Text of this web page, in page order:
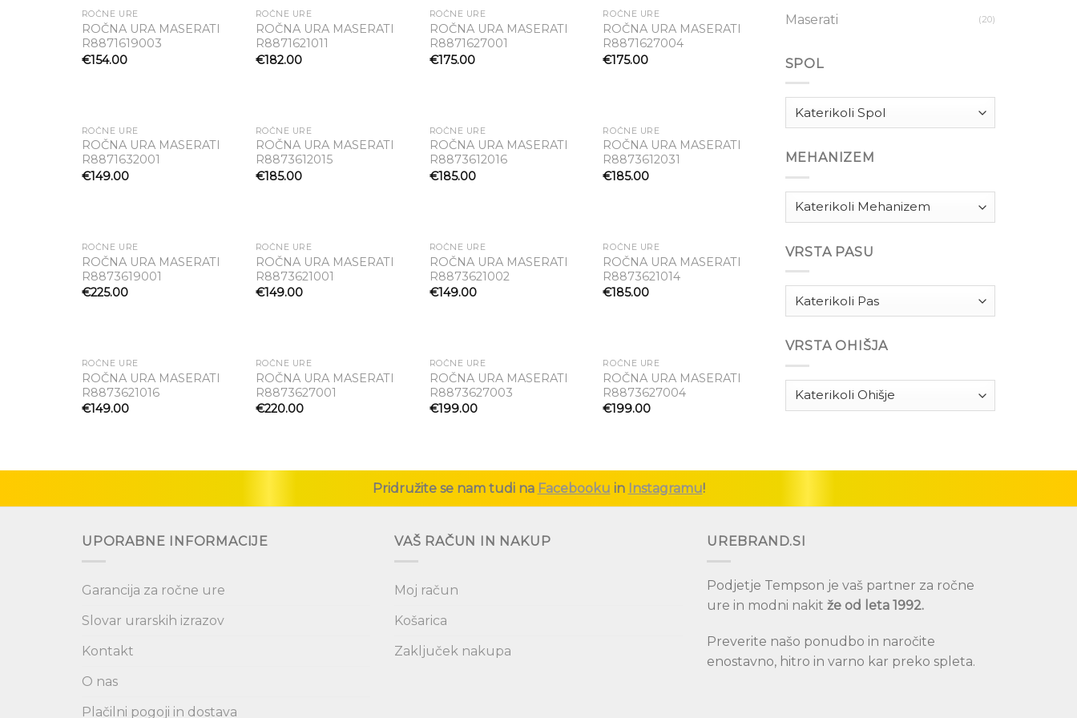
ROČNE URE
ROČNA URA MASERATI
R8871619003
€154.00
ROČNE URE
ROČNA URA MASERATI
R8871621011
€182.00
ROČNE URE
ROČNA URA MASERATI
R8871627001
€175.00
ROČNE URE
ROČNA URA MASERATI
R8871627004
€175.00
ROČNE URE
ROČNA URA MASERATI
R8871632001
€149.00
ROČNE URE
ROČNA URA MASERATI
R8873612015
€185.00
NI NA ZALOGI
ROČNE URE
ROČNA URA MASERATI
R8873612016
€185.00
ROČNE URE
ROČNA URA MASERATI
R8873612031
€185.00
ROČNE URE
ROČNA URA MASERATI
R8873619001
€225.00
ROČNE URE
ROČNA URA MASERATI
R8873621001
€149.00
ROČNE URE
ROČNA URA MASERATI
R8873621002
€149.00
ROČNE URE
ROČNA URA MASERATI
R8873621014
€185.00
ROČNE URE
ROČNA URA MASERATI
R8873621016
€149.00
ROČNE URE
ROČNA URA MASERATI
R8873627001
€220.00
ROČNE URE
ROČNA URA MASERATI
R8873627003
€199.00
ROČNE URE
ROČNA URA MASERATI
R8873627004
€199.00
Maserati (20)
SPOL
MEHANIZEM
VRSTA PASU
VRSTA OHIŠJA
Pridružite se nam tudi na Facebooku in Instagramu!
UPORABNE INFORMACIJE
Garancija za ročne ure
Slovar urarskih izrazov
Kontakt
O nas
Plačilni pogoji in dostava
VAŠ RAČUN IN NAKUP
Moj račun
Košarica
Zaključek nakupa
UREBRAND.SI
Podjetje Tempson je vaš partner za ročne
ure in modni nakit že od leta 1992.
Preverite našo ponudbo in naročite
enostavno, hitro in varno kar preko spleta.